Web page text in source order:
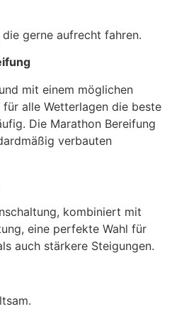
gerne aufrecht fahren.
mit einem möglichen
alle Wetterlagen die beste
Die Marathon Bereifung
verbauten
kombiniert mit
eine perfekte Wahl für
auch stärkere Steigungen.